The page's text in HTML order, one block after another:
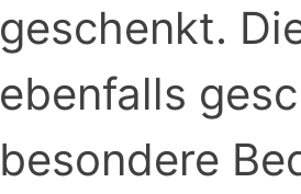
geschenkt.
ebenfalls
besondere